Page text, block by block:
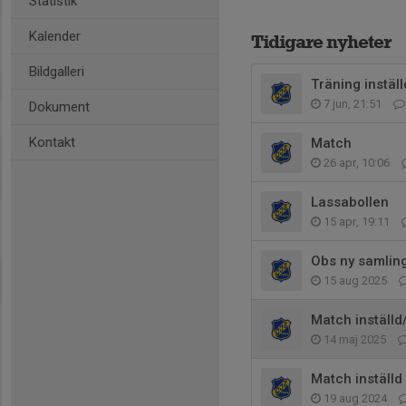
Kalender
Bildgalleri
Dokument
Kontakt
Tidigare nyheter
Träning
7 jun, 21:51
Match
26 apr, 10:06
Lassabollen
15 apr, 19:11
Obs ny
15 aug 2025
Match
14 maj 2025
Match inställd
19 aug 2024